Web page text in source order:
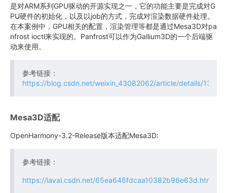
是对ARM系列GPU驱动的开源实现之一，它的功能主要是完成对G
PU硬件的初始化，以及以job的方式，完成对渲染数据硬件处理。
在本案例中，GPU相关的配置，渲染管理等都是通过Mesa3D对pa
nfrost ioctl来实现的。Panfrost可以作为Gallium3D的一个后端驱
动来使用。
参考链接：
https://blog.csdn.net/weixin_43082062/article/details/
Mesa3D适配
OpenHarmony-3.2-Release版本适配Mesa3D:
参考链接：
https://laval.csdn.net/65ea646fdcaa10382b96e63d.html